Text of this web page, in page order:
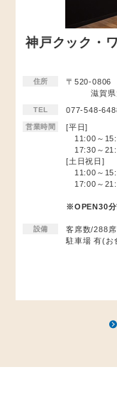
神戸クック・
住所
〒520-0806
滋賀県大
TEL 077-548-
営業時間
[平日]
11:00～
17:30～
[土日祝日]
11:00～
17:00～
※OPEN30分
設備
客席数/288席
駐車場 有(お